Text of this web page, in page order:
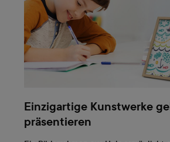
Einzigartige Kunstwerke
präsentieren